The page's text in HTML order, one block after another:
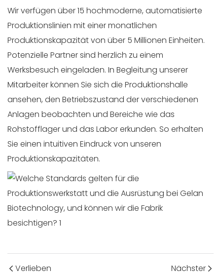
Wir verfügen über 15 hochmoderne, automatisierte
Produktionslinien mit einer monatlichen
Produktionskapazität von über 5 Millionen Einheiten.
Potenzielle Partner sind herzlich zu einem
Werksbesuch eingeladen. In Begleitung unserer
Mitarbeiter können Sie sich die Produktionshalle
ansehen, den Betriebszustand der verschiedenen
Anlagen beobachten und Bereiche wie das
Rohstofflager und das Labor erkunden. So erhalten
Sie einen intuitiven Eindruck von unseren
Produktionskapazitäten.
Verlieben Nächster